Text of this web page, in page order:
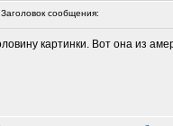
сообщения:
картинки. Вот она из